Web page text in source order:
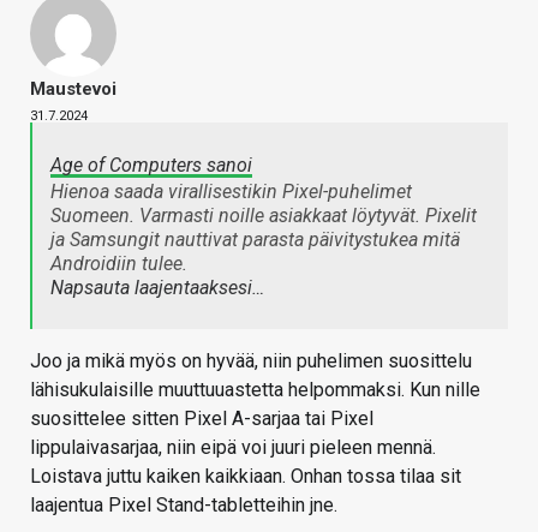
Maustevoi
31.7.2024
Age of Computers sanoi
Hienoa saada virallisestikin Pixel-puhelimet
Suomeen. Varmasti noille asiakkaat löytyvät. Pixelit
ja Samsungit nauttivat parasta päivitystukea mitä
Androidiin tulee.
Napsauta laajentaaksesi…
Joo ja mikä myös on hyvää, niin puhelimen suosittelu
lähisukulaisille muuttuuastetta helpommaksi. Kun nille
suosittelee sitten Pixel A-sarjaa tai Pixel
lippulaivasarjaa, niin eipä voi juuri pieleen mennä.
Loistava juttu kaiken kaikkiaan. Onhan tossa tilaa sit
laajentua Pixel Stand-tabletteihin jne.